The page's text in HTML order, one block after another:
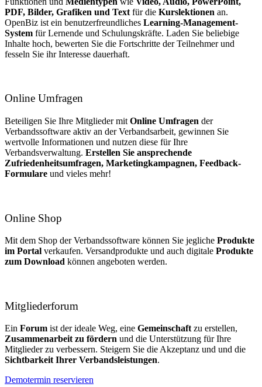
PDF, Bilder, Grafiken und Text für die Kurslektionen an.
OpenBiz ist ein benutzerfreundliches Learning-Management-
System für Lernende und Schulungskräfte. Laden Sie beliebige
Inhalte hoch, bewerten Sie die Fortschritte der Teilnehmer und
fesseln Sie ihr Interesse dauerhaft.
Online Umfragen
Beteiligen Sie Ihre Mitglieder mit Online Umfragen der
Verbandssoftware aktiv an der Verbandsarbeit, gewinnen Sie
wertvolle Informationen und nutzen diese für Ihre
Verbandsverwaltung. Erstellen Sie ansprechende
Zufriedenheitsumfragen, Marketingkampagnen, Feedback-
Formulare und vieles mehr!
Online Shop
Mit dem Shop der Verbandssoftware können Sie jegliche Produkte
im Portal verkaufen. Versandprodukte und auch digitale Produkte
zum Download können angeboten werden.
Mitgliederforum
Ein Forum ist der ideale Weg, eine Gemeinschaftzu erstellen,
Zusammenarbeit zu fördern und die Unterstützung für Ihre
Mitglieder zu verbessern. Steigern Sie die Akzeptanz und und die
Sichtbarkeit Ihrer Verbandsleistungen.
Demotermin reservieren